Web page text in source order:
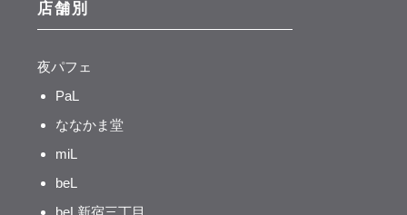
店舗別
夜パフェ
PaL
ななかま堂
miL
beL
beL新宿三丁目